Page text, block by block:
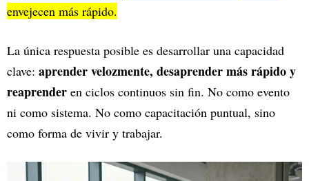
envejecen más rápido.
La única respuesta posible es desarrollar una capacidad
clave: aprender velozmente, desaprender más rápido y
reaprender en ciclos continuos sin fin. No como evento
ni como sistema. No como capacitación puntual, sino
como forma de vivir y trabajar.